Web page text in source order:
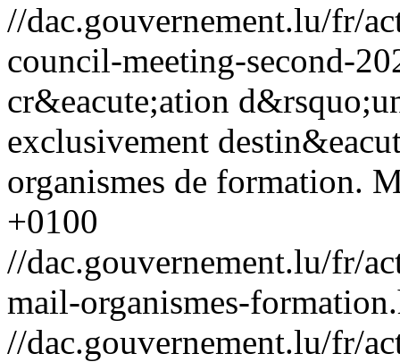
//dac.gouvernement.lu/fr/
council-meeting-second-
cr&eacute;ation
exclusivement
organismes de formation.
+0100
//dac.gouvernement.lu/fr/
mail-organismes-
//dac.gouvernement.lu/fr/